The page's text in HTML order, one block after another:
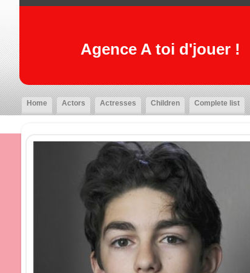
Agence A toi d'jouer !
Home Actors Actresses Children Complete list